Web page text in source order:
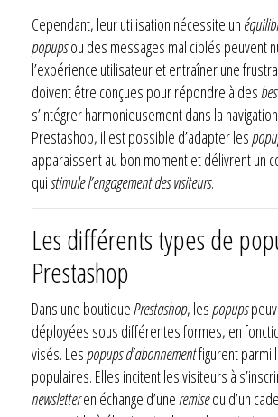
Cependant, leur utilisation nécessite un
popupsou des messages mal ciblés peuvent
l’expérience utilisateur et entraîner une
doivent être conçues pour répondre à des
s’intégrer harmonieusement dans la
Prestashop, il est possible d’adapter les
apparaissent au bon moment et délivrent un
quistimule l’engagement des visiteurs.
Les différents types de
Prestashop
Dans une boutiquePrestashop, lespopups
déployées sous différentes formes, en
visés. Lespopups d’abonnementfigurent parmi
populaires. Elles incitent les visiteurs à
newsletteren échange d’une remiseou d’un